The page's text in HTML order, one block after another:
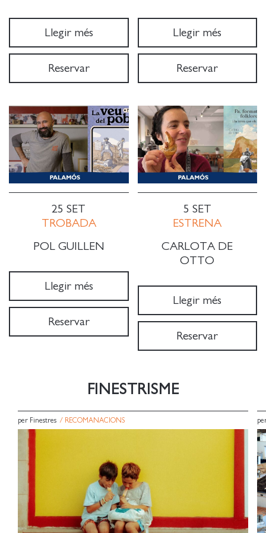
Llegir més
Reservar
Llegir més
Reservar
25 SET
TROBADA
POL GUILLEN
Llegir més
Reservar
5 SET
ESTRENA
CARLOTA DE
OTTO
Llegir més
Reservar
FINESTRISME
per Finestres / RECOMANACIONS